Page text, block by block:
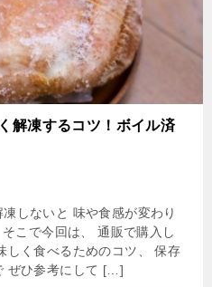
解凍するコツ！ボイル済
しないと 味や食感が変わり
こで今回は、 通販で購入し
しく食べるためのコツ、 保存
ぜひ参考にして […]